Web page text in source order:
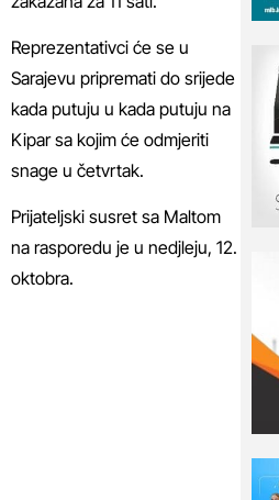
Reprezentativci će se u
Sarajevu pripremati do srijede
kada putuju u kada putuju na
Kipar sa kojim će odmjeriti
snage u četvrtak.
Prijateljski susret sa Maltom
na rasporedu je u nedjleju, 12.
oktobra.